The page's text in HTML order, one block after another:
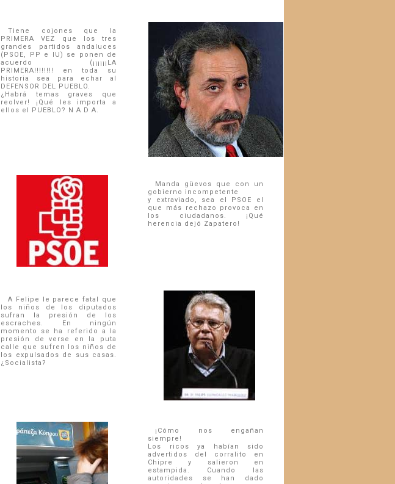
Tiene cojones que la
PRIMERA VEZ que los tres
grandes partidos andaluces
(PSOE, PP e IU) se ponen de
acuerdo (¡¡¡¡¡¡LA
PRIMERA!!!!!!!! en toda su
historia sea para echar al
DEFENSOR DEL PUEBLO.
¿Habrá temas graves que
reolver! ¡Qué les importa a
ellos el PUEBLO? N A D A.
Manda güevos que con un
gobierno incompetente
y extraviado, sea el PSOE el
que más rechazo provoca en
los ciudadanos. ¡Qué
herencia dejó Zapatero!
A Felipe le parece fatal que
los niños de los diputados
sufran la presión de los
escraches. En ningún
momento se ha referido a la
presión de verse en la puta
calle que sufren los niños de
los expulsados de sus casas.
¿Socialista?
¡Cómo nos engañan
siempre!
Los ricos ya habían sido
advertidos del corralito en
Chipre y salieron en
estampida. Cuando las
autoridades se han dado